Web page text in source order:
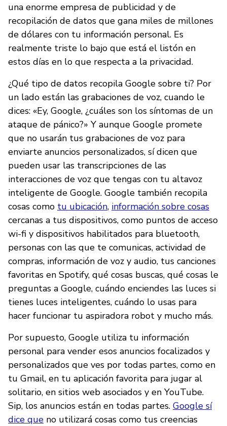
una enorme empresa de publicidad y de
recopilación de datos que gana miles de millones
de dólares con tu información personal. Es
realmente triste lo bajo que está el listón en
estos días en lo que respecta a la privacidad.
¿Qué tipo de datos recopila Google sobre ti? Por
un lado están las grabaciones de voz, cuando le
dices: «Ey, Google, ¿cuáles son los síntomas de un
ataque de pánico?» Y aunque Google promete
que no usarán tus grabaciones de voz para
enviarte anuncios personalizados, sí dicen que
pueden usar las transcripciones de las
interacciones de voz que tengas con tu altavoz
inteligente de Google. Google también recopila
cosas como tu ubicación, información sobre cosas
cercanas a tus dispositivos, como puntos de acceso
wi-fi y dispositivos habilitados para bluetooth,
personas con las que te comunicas, actividad de
compras, información de voz y audio, tus canciones
favoritas en Spotify, qué cosas buscas, qué cosas le
preguntas a Google, cuándo enciendes las luces si
tienes luces inteligentes, cuándo lo usas para
hacer funcionar tu aspiradora robot y mucho más.
Por supuesto, Google utiliza tu información
personal para vender esos anuncios focalizados y
personalizados que ves por todas partes, como en
tu Gmail, en tu aplicación favorita para jugar al
solitario, en sitios web asociados y en YouTube.
Sip, los anuncios están en todas partes. Google sí
dice que no utilizará cosas como tus creencias